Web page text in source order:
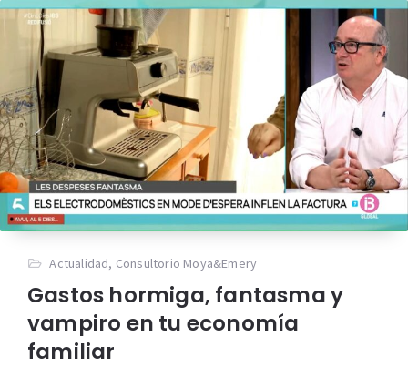
Actualidad, Consultorio Moya&Emery
Gastos hormiga, fantasma y
vampiro en tu economía
familiar